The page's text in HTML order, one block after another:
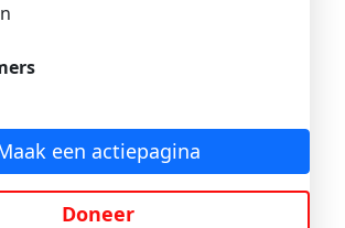
een actiepagina
Doneer